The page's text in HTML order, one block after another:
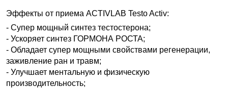
Эффекты от приема ACTIVLAB Testo Activ:
- Супер мощный синтез тестостерона;
- Ускоряет синтез ГОРМОНА РОСТА;
- Обладает супер мощными свойствами регенерации,
заживление ран и травм;
- Улучшает ментальную и физическую
производительность;